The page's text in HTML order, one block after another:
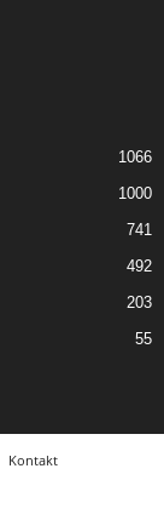
1066
1000
741
492
203
55
Kontakt